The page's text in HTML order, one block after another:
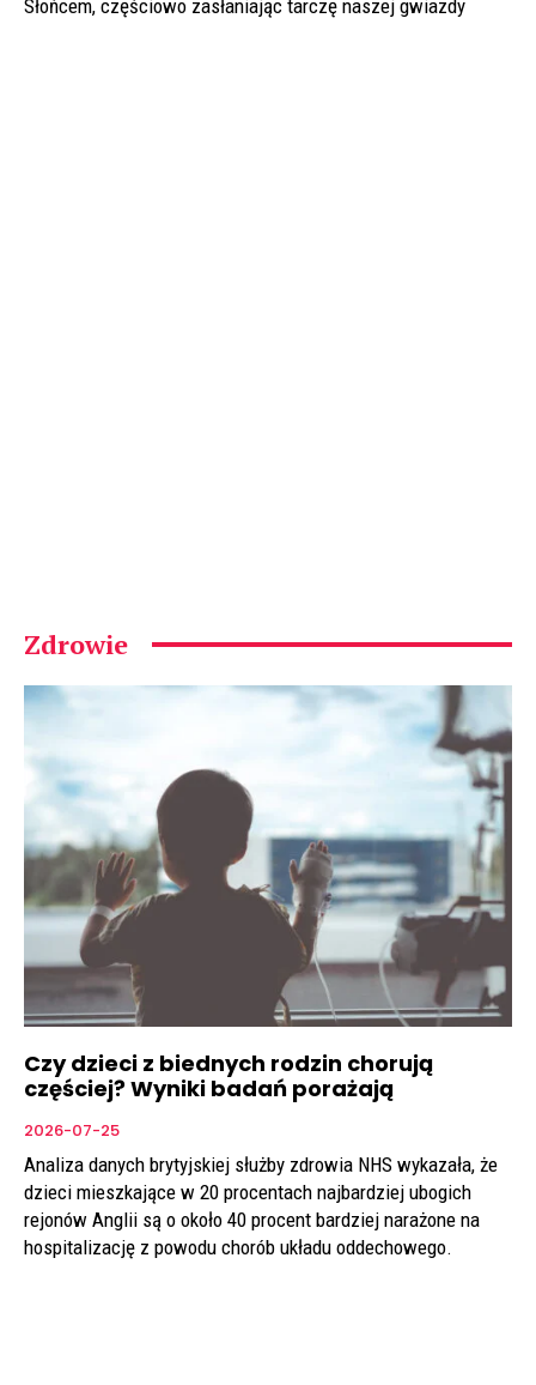
Słońcem, częściowo zasłaniając tarczę naszej gwiazdy
Zdrowie
Czy dzieci z biednych rodzin chorują
częściej? Wyniki badań porażają
2026-07-25
Analiza danych brytyjskiej służby zdrowia NHS wykazała, że
dzieci mieszkające w 20 procentach najbardziej ubogich
rejonów Anglii są o około 40 procent bardziej narażone na
hospitalizację z powodu chorób układu oddechowego.